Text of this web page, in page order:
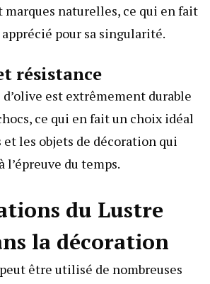
marques naturelles, ce qui en fait
pour sa singularité.
résistance
est extrêmement durable
ce qui en fait un choix idéal
et les objets de décoration qui
du temps.
du Lustre
la décoration
être utilisé de nombreuses